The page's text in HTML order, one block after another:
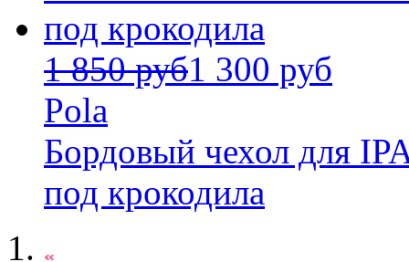
1 850 руб1 300 руб
Pola
Бордовый чехол для
под крокодила